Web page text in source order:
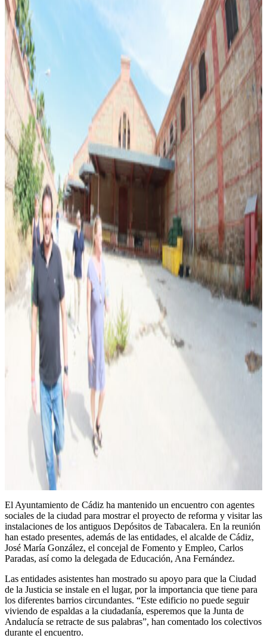
El Ayuntamiento de Cádiz ha mantenido un encuentro con agentes
sociales de la ciudad para mostrar el proyecto de reforma y visitar las
instalaciones de los antiguos Depósitos de Tabacalera. En la reunión
han estado presentes, además de las entidades, el alcalde de Cádiz,
José María González, el concejal de Fomento y Empleo, Carlos
Paradas, así como la delegada de Educación, Ana Fernández.
Las entidades asistentes han mostrado su apoyo para que la Ciudad
de la Justicia se instale en el lugar, por la importancia que tiene para
los diferentes barrios circundantes. “Este edificio no puede seguir
viviendo de espaldas a la ciudadanía, esperemos que la Junta de
Andalucía se retracte de sus palabras”, han comentado los colectivos
durante el encuentro.